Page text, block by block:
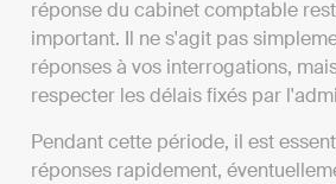
réponse du cabinet comptable
important. Il ne s'agit pas
réponses à vos interrogations,
respecter les délais fixés par
Pendant cette période, il est
réponses rapidement,